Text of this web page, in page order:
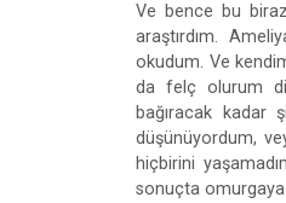
Ve bence bu
araştırdım.
okudum. Ve
da felç olurum
bağıracak kadar
düşünüyordum,
hiçbirini
sonuçta omurgaya